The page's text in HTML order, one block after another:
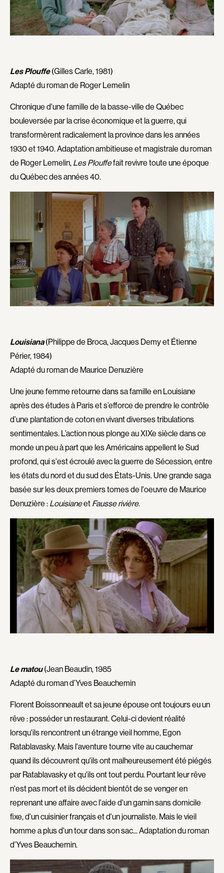
Deruas Peano Caroline
Desai Gopi
Desgagné Brian
Desgagnés Yves
Desjardins Dominic
Desjardins Paquette Joëlle
Desrosiers Claude
Devereaux Maurice
Devers Claire
Dionne Guylaine
Doepner Martin
Dolan Xavier
Donovan Jim
Dorff Matt
Dorfmann Jacques
Dorsey Joshua
Dorsey Nicole
Drach Michel
Dragone Franco
Dubé Alexa-Jeanne
Dubuc Bruno
Duceppe Pierre
Duchesneau Hélène
Duckworth Martin
Dufaud Max
Dufaux Georges
Duffault William
Dufour-Laperrière Félix
Dugal Louise
Dulude-De Celles Geneviève
Dumont Frédéric
Dupieux Quentin
Dupont-Hébert Yanie
Duran-Cohen Ilan
Durand Yves Sioui
Durand Claude
Durand-Brault Alexis
Duval Jean-Philippe
Duvivier Julien
Dziki Waldemar
E. Roy Jean-Marc
Edwards Geoffrey
Ekinci Franck
El-Omari Majdi
Émond Bernard
Émond Anne
England Yan
Fajardo Jorge
Fakher Eldin Ameer
Falardeau Philippe
Falardeau Pierre
Falardeau St-Amour Ariane
Falguères Anna
Farkas Bolla Sophie
Farley Marianne
Farwagi André
Faucher Jean
Faucon Philippe
Favre Bernard
Favreau Robert
Fecteau Simon
Findlay David
Flicker Theodore J.
Fok George
Forcier André
Fortier Gauthier Alexis
Fortin Francis
Fortin Sarah
Fortin Claude
Fouché Audrey
Fournier Yves-Christian
Fournier Roger
Fournier Claude
Fournier Jacques
Franchi Alexandre
Frappier Roger
Fraser Brad
Fritz Edgar
Fruet William
Fuica Demian
Recherche par mots-clés
Les Plouffe(Gilles Carle, 1981)
Adapté du roman de Roger Lemelin
Chronique d'une famille de la basse-ville de Québec
bouleversée par la crise économique et la guerre, qui
transformèrent radicalement la province dans les années
1930 et 1940. Adaptation ambitieuse et magistrale du roman
de Roger Lemelin, Les Plouffefait revivre toute une époque
du Québec des années 40.
Louisiana(Philippe de Broca, Jacques Demy et Étienne
Périer, 1984)
Adapté du roman de Maurice Denuzière
Une jeune femme retourne dans sa famille en Louisiane
après des études à Paris et s’efforce de prendre le contrôle
d’une plantation de coton en vivant diverses tribulations
sentimentales. L’action nous plonge au XIXe siècle dans ce
monde un peu à part que les Américains appellent le Sud
profond, qui s'est écroulé avec la guerre de Sécession, entre
les états du nord et du sud des États-Unis. Une grande saga
basée sur les deux premiers tomes de l'oeuvre de Maurice
Denuzière : Louisianeet Fausse rivière.
Le matou(Jean Beaudin, 1985
Adapté du roman d’Yves Beauchemin
Florent Boissonneault et sa jeune épouse ont toujours eu un
rêve : posséder un restaurant. Celui-ci devient réalité
lorsqu'ils rencontrent un étrange vieil homme, Egon
Ratablavasky. Mais l'aventure tourne vite au cauchemar
quand ils découvrent qu'ils ont malheureusement été piégés
par Ratablavasky et qu'ils ont tout perdu. Pourtant leur rêve
n'est pas mort et ils décident bientôt de se venger en
reprenant une affaire avec l'aide d'un gamin sans domicile
fixe, d'un cuisinier français et d'un journaliste. Mais le vieil
homme a plus d'un tour dans son sac... Adaptation du roman
d’Yves Beauchemin.